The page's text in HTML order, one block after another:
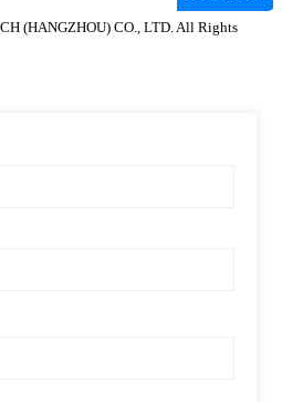
(HANGZHOU) CO., LTD. All Rights